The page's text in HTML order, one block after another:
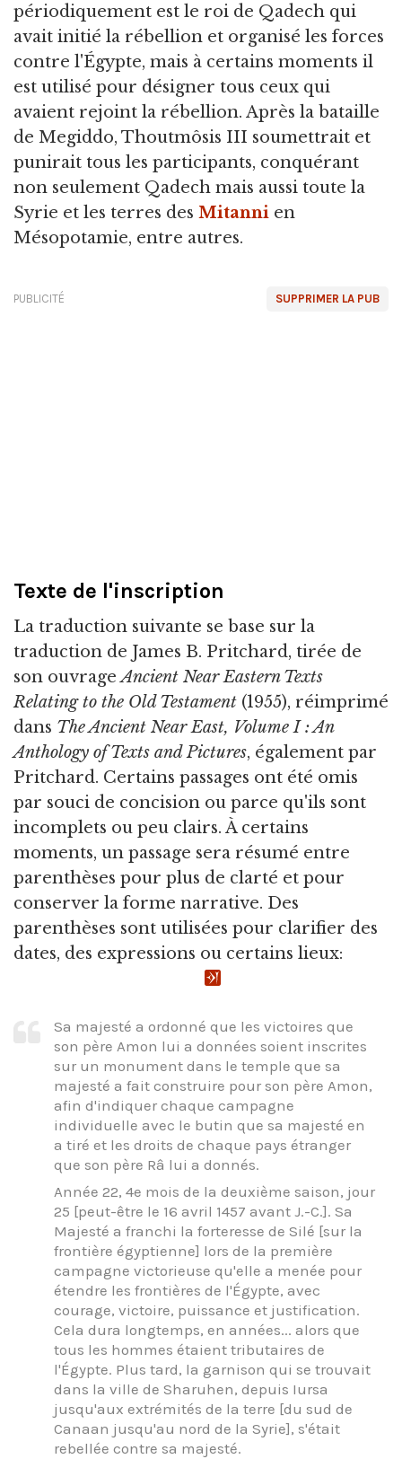
périodiquement est le roi de Qadech qui
avait initié la rébellion et organisé les forces
contre l'Égypte, mais à certains moments il
est utilisé pour désigner tous ceux qui
avaient rejoint la rébellion. Après la bataille
de Megiddo, Thoutmôsis III soumettrait et
punirait tous les participants, conquérant
non seulement Qadech mais aussi toute la
Syrie et les terres des Mitanni en
Mésopotamie, entre autres.
SUPPRIMER LA PUB
PUBLICITÉ
Texte de l'inscription
La traduction suivante se base sur la
traduction de James B. Pritchard, tirée de
son ouvrageAncient Near Eastern Texts
Relating to the Old Testament (1955), réimprimé
dans The Ancient Near East, Volume I : An
Anthology of Texts and Pictures, également par
Pritchard. Certains passages ont été omis
par souci de concision ou parce qu'ils sont
incomplets ou peu clairs. À certains
moments, un passage sera résumé entre
parenthèses pour plus de clarté et pour
conserver la forme narrative. Des
parenthèses sont utilisées pour clarifier des
dates, des expressions ou certains lieux:
Sa majesté a ordonné que les victoires que
son père Amon lui a données soient inscrites
sur un monument dans le temple que sa
majesté a fait construire pour son père Amon,
afin d'indiquer chaque campagne
individuelle avec le butin que sa majesté en
a tiré et les droits de chaque pays étranger
que son père Râ lui a donnés.
Année 22, 4e mois de la deuxième saison, jour
25 [peut-être le 16 avril 1457 avant J.-C.]. Sa
Majesté a franchi la forteresse de Silé [sur la
frontière égyptienne] lors de la première
campagne victorieuse qu'elle a menée pour
étendre les frontières de l'Égypte, avec
courage, victoire, puissance et justification.
Cela dura longtemps, en années... alors que
tous les hommes étaient tributaires de
l'Égypte. Plus tard, la garnison qui se trouvait
dans la ville de Sharuhen, depuis Iursa
jusqu'aux extrémités de la terre [du sud de
Canaan jusqu'au nord de la Syrie], s'était
rebellée contre sa majesté.